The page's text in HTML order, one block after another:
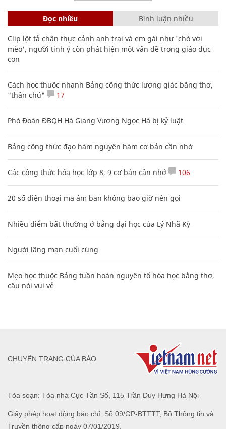
Đọc nhiều Bình luận nhiều
Clip lột tả chân thực cảnh anh trai và em gái như 'chó với
mèo', người tinh ý còn phát hiện một vấn đề trong giáo dục
con
Cách học thuộc nhanh Bảng công thức lượng giác bằng thơ,
"thần chú"
17
Phó Đoàn ĐBQH Hà Giang Vương Ngọc Hà bị kỷ luật
Bảng công thức đạo hàm nguyên hàm cơ bản cần nhớ
Các công thức hóa học lớp 8, 9 cơ bản cần nhớ 106
20 số điện thoại ma ám bạn không bao giờ nên gọi
Nhiều điểm bất thường ở bằng đại học của Lý Nhã Kỳ
Người lãng mạn cuối cùng
Mẹo học thuộc Bảng tuần hoàn nguyên tố hóa học bằng thơ,
câu nói vui vẻ
Tòa soạn: Tòa nhà Cục Tần Số, 115 Trần Duy Hưng Hà Nội
Giấy phép hoạt động báo chí: Số 09/GP-BTTTT, Bộ Thông tin và
Truyền thông cấp ngày 07/01/2019.
CHUYÊN TRANG CỦA BÁO